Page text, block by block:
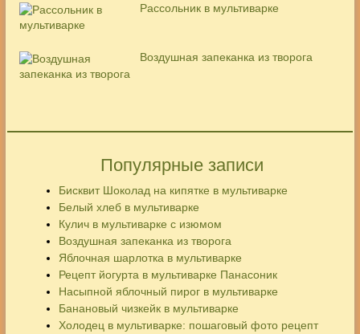
Рассольник в мультиварке
Воздушная запеканка из творога
Популярные записи
Бисквит Шоколад на кипятке в мультиварке
Белый хлеб в мультиварке
Кулич в мультиварке с изюмом
Воздушная запеканка из творога
Яблочная шарлотка в мультиварке
Рецепт йогурта в мультиварке Панасоник
Насыпной яблочный пирог в мультиварке
Банановый чизкейк в мультиварке
Холодец в мультиварке: пошаговый фото рецепт